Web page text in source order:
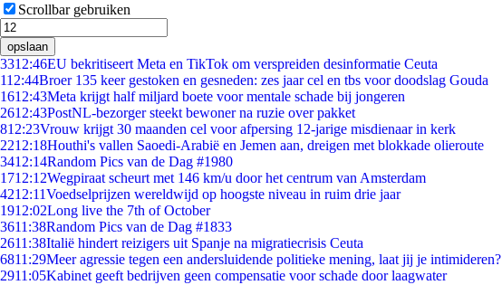
Scrollbar gebruiken
opslaan
3312:46EU bekritiseert Meta en TikTok om verspreiden desinformatie Ceuta
112:44Broer 135 keer gestoken en gesneden: zes jaar cel en tbs voor doodslag Gouda
1612:43Meta krijgt half miljard boete voor mentale schade bij jongeren
2612:43PostNL-bezorger steekt bewoner na ruzie over pakket
812:23Vrouw krijgt 30 maanden cel voor afpersing 12-jarige misdienaar in kerk
2212:18Houthi's vallen Saoedi-Arabië en Jemen aan, dreigen met blokkade olieroute
3412:14Random Pics van de Dag #1980
1712:12Wegpiraat scheurt met 146 km/u door het centrum van Amsterdam
4212:11Voedselprijzen wereldwijd op hoogste niveau in ruim drie jaar
1912:02Long live the 7th of October
3611:38Random Pics van de Dag #1833
2611:38Italië hindert reizigers uit Spanje na migratiecrisis Ceuta
6811:29Meer agressie tegen een andersluidende politieke mening, laat jij je intimideren?
2911:05Kabinet geeft bedrijven geen compensatie voor schade door laagwater